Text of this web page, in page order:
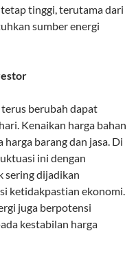
tinggi, terutama dari
sumber energi
terus berubah dapat
Kenaikan harga bahan
barang dan jasa. Di
ini dengan
sering dijadikan
ketidakpastian ekonomi.
juga berpotensi
kestabilan harga